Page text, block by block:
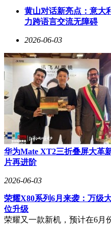
黄山对话新亮点：意大
力跨语言交流无障碍
2026-06-03
华为Mate XT2三折叠屏大革
片再进阶
2026-06-03
荣耀X80系列6月来袭：万级
位升级
荣耀又一款新机，预计在6月